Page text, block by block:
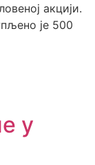
акцији.
је 500
у